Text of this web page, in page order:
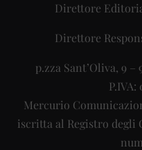
Direttore
Direttore
p.zza Sant’Oliva, 9 –
P.IVA:
Mercurio
iscritta al Registro degli